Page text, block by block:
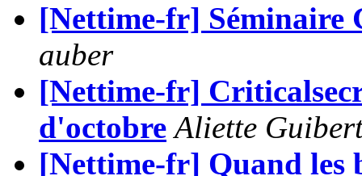
[Nettime-fr]
auber
[Nettime-fr]
d'octobre Aliette
[Nettime-fr] Quand les